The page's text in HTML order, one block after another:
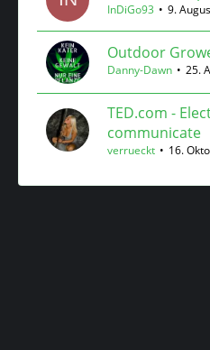
InDiGo93 9.
Outdoor
Danny-Dawn 25.
TED.com -
communicate
verrueckt 16.